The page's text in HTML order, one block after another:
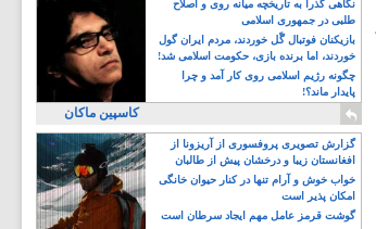
نگاهی گذرا به تاریخچه میانه روی و اصلاح
طلبی در جمهوری اسلامی
بازیکنان فوتبال گًل خوردند، مردم ایران گول
خوردند، اما برنده بازی، حکومت اسلامی شد!
چگونه رژیم اسلامی روی کار آمد و چرا
پایدار ماند؟!
کاسپین ماکان
گزارش تصویری پروفسوری از آریزونا از
افغانستان زیبا و درخشان پیش از طالبان
خواب خوش و آرام تنها در کنار حیوان خانگی
امکان پذیر است
گوشت قرمز عامل مهم ایجاد سرطان است